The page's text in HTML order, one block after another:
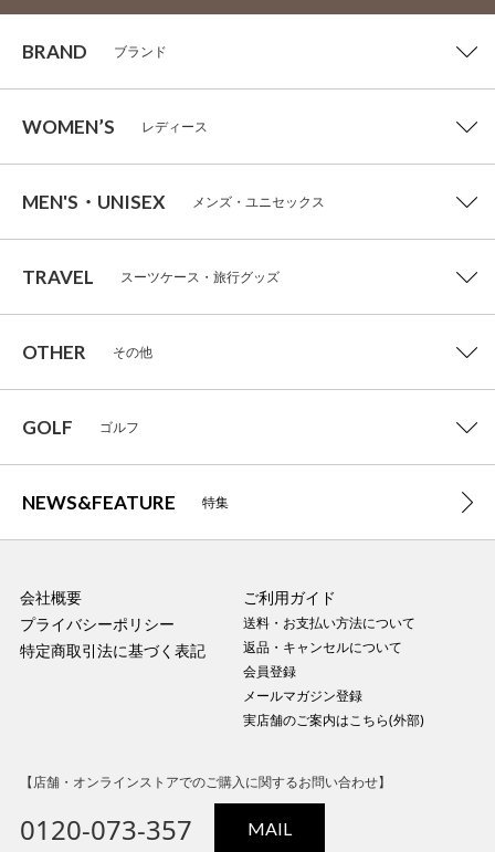
BRAND ブランド
WOMEN’S レディース
MEN'S・UNISEX メンズ・ユニセックス
TRAVEL スーツケース・旅行グッズ
OTHER その他
GOLF ゴルフ
NEWS&FEATURE 特集
会社概要
プライバシーポリシー
特定商取引法に基づく表記
ご利用ガイド
送料・お支払い方法について
返品・キャンセルについて
会員登録
メールマガジン登録
実店舗のご案内はこちら(外部)
【店舗・オンラインストアでのご購入に関するお問い合わせ】
0120-073-357 MAIL